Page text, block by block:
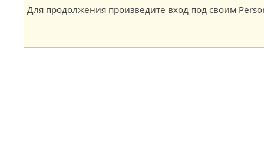
Для продолжения произведите вход под своим